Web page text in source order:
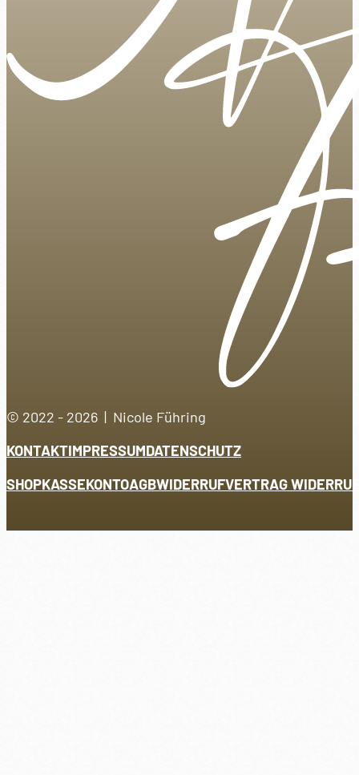
© 2022 - 2026 | Nicole Führing
KONTAKTIMPRESSUMDATENSCHUTZ
SHOPKASSEKONTOAGBWIDERRUFVERTRAG